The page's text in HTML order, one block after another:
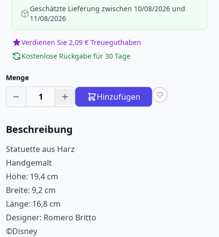
Geschätzte Lieferung zwischen 10/08/2026 und
11/08/2026
Verdienen Sie 2,09 € Treueguthaben
Kostenlose Rückgabe für 30 Tage
Menge
1 Hinzufügen
Beschreibung
Statuette aus Harz
Handgemalt
Höhe: 19,4 cm
Breite: 9,2 cm
Länge: 16,8 cm
Designer: Romero Britto
©Disney